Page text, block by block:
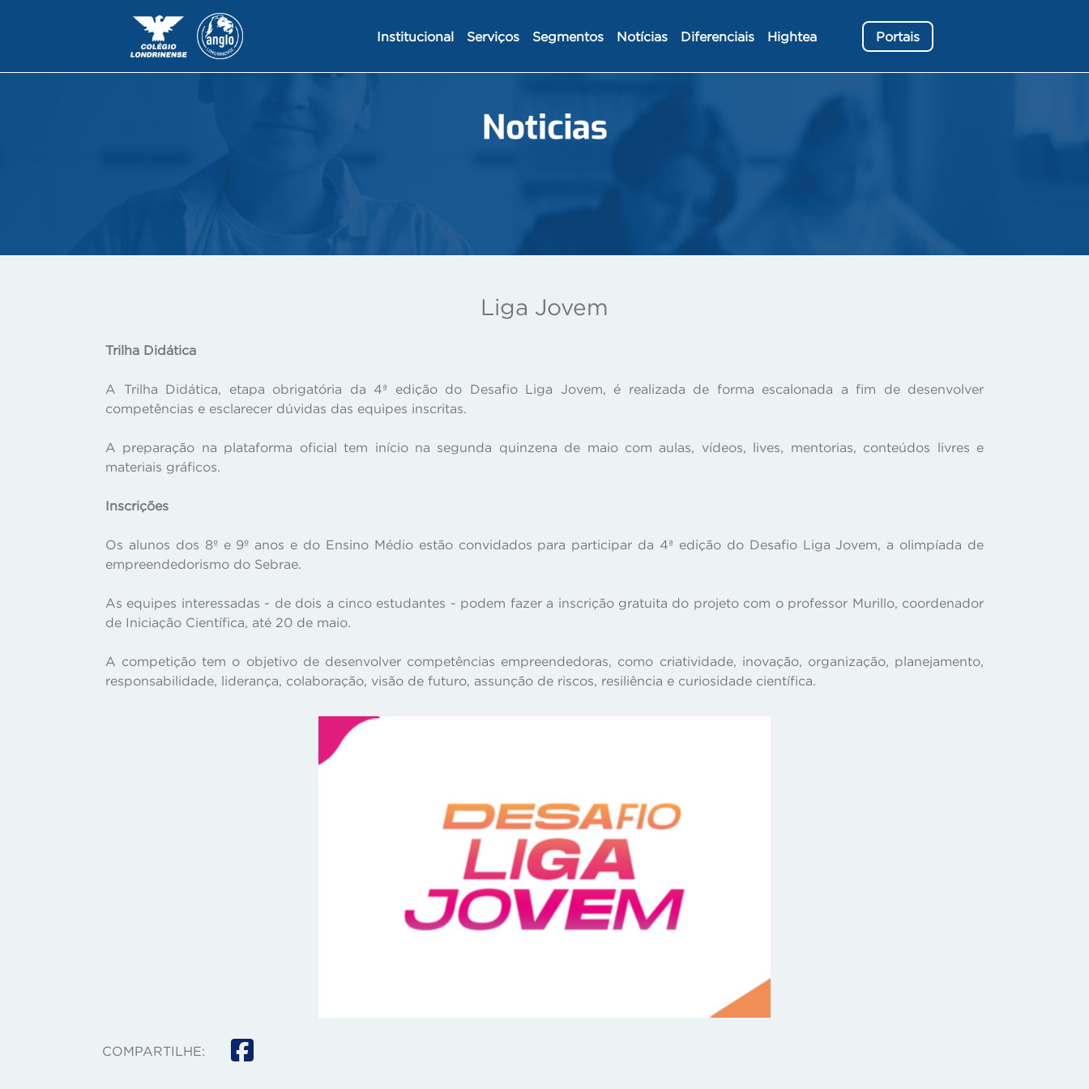
Institucional Serviços Segmentos Notícias Diferenciais Hightea Portais
Liga Jovem
Trilha Didática
A Trilha Didática, etapa obrigatória da 4ª edição do Desafio Liga Jovem, é realizada de forma escalonada a fim de desenvolver
competências e esclarecer dúvidas das equipes inscritas.
A preparação na plataforma oficial tem início na segunda quinzena de maio com aulas, vídeos, lives, mentorias, conteúdos livres e
materiais gráficos.
Inscrições
Os alunos dos 8º e 9º anos e do Ensino Médio estão convidados para participar da 4ª edição do Desafio Liga Jovem, a olimpíada de
empreendedorismo do Sebrae.
As equipes interessadas - de dois a cinco estudantes - podem fazer a inscrição gratuita do projeto com o professor Murillo, coordenador
de Iniciação Científica, até 20 de maio.
A competição tem o objetivo de desenvolver competências empreendedoras, como criatividade, inovação, organização, planejamento,
responsabilidade, liderança, colaboração, visão de futuro, assunção de riscos, resiliência e curiosidade científica.
COMPARTILHE: